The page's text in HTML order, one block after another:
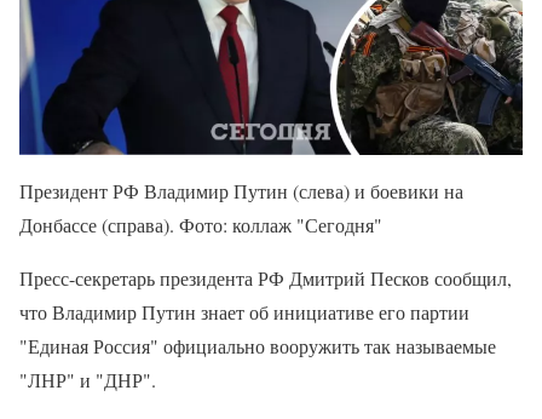
Президент РФ Владимир Путин (слева) и боевики на
Донбассе (справа). Фото: коллаж "Сегодня"
Пресс-секретарь президента РФ Дмитрий Песков сообщил,
что Владимир Путин знает об инициативе его партии
"Единая Россия" официально вооружить так называемые
"ЛНР" и "ДНР".